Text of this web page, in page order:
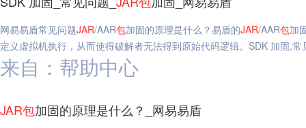
网易易盾常见问题JAR/AAR包加固的原理是什么？易盾的JAR/AAR包加
定义虚拟机执行，从而使得破解者无法得到原始代码逻辑。SDK 加固,常
来自：帮助中心
JAR包加固的原理是什么？_网易易盾